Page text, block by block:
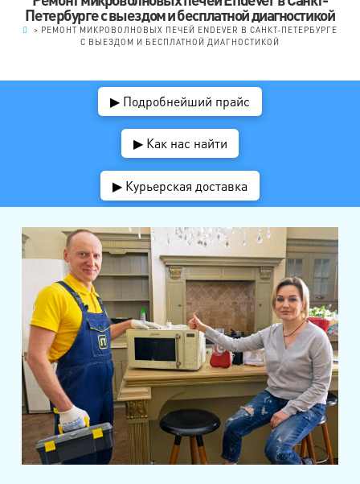
Петербурге с выездом и бесплатной диагностикой
> РЕМОНТ МИКРОВОЛНОВЫХ ПЕЧЕЙ ENDEVER В САНКТ-ПЕТЕРБУРГЕ
С ВЫЕЗДОМ И БЕСПЛАТНОЙ ДИАГНОСТИКОЙ
▶ Подробнейший прайс
▶ Как нас найти
▶ Курьерская доставка